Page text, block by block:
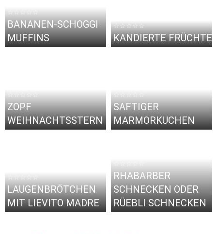
☆☆☆☆☆
BANANEN-SCHOGGI
MUFFINS
☆☆☆☆☆
KANDIERTE FRÜCHTE
☆☆☆☆☆
ZOPF
WEIHNACHTSSTERN
☆☆☆☆☆
SAFTIGER
MARMORKUCHEN
☆☆☆☆☆
LAUGENBRÖTCHEN
MIT LIEVITO MADRE
RHABARBER
SCHNECKEN ODER
RÜEBLI SCHNECKEN